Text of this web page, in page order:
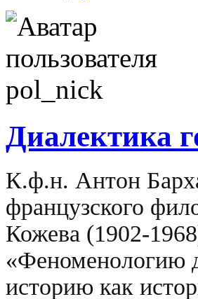
Диалектика
К.ф.н. Антон
французского
Кожева (1902-
«Феноменологию
историю как